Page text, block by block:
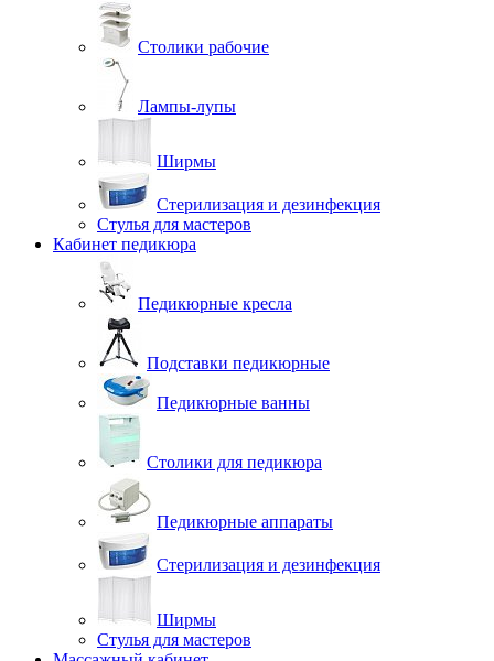
Столики рабочие
Лампы-лупы
Ширмы
Стерилизация и дезинфекция
Стулья для мастеров
Кабинет педикюра
Педикюрные кресла
Подставки педикюрные
Педикюрные ванны
Столики для педикюра
Педикюрные аппараты
Стерилизация и дезинфекция
Ширмы
Стулья для мастеров